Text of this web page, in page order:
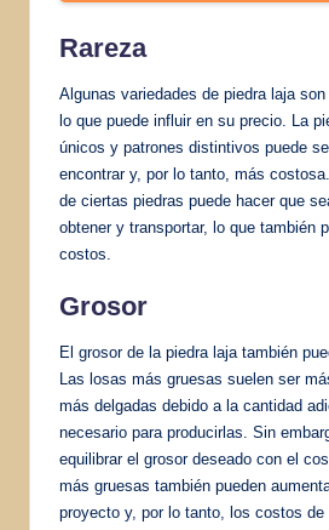
Rareza
Algunas variedades de piedra laja son
lo que puede influir en su precio. La
únicos y patrones distintivos puede
encontrar y, por lo tanto, más
de ciertas piedras puede hacer que
obtener y transportar, lo que también
costos.
Grosor
El grosor de la piedra laja también
Las losas más gruesas suelen ser
más delgadas debido a la cantidad
necesario para producirlas. Sin
equilibrar el grosor deseado con el
más gruesas también pueden
proyecto y, por lo tanto, los costos de